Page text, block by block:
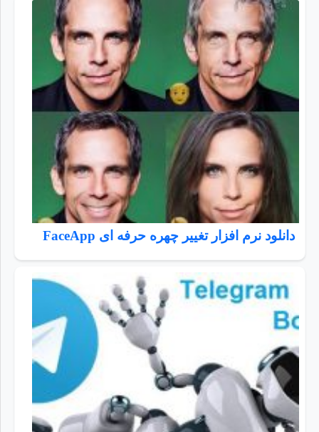
دانلود نرم افزار تغییر چهره حرفه ای FaceApp